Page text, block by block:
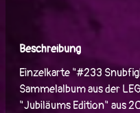
Beschreibung
Einzelkarte "#233
Sammelalbum aus der
"Jubiläums Edition" aus